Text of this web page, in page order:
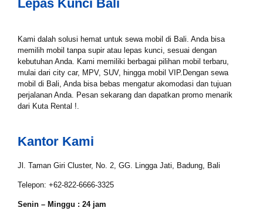
Lepas Kunci Bali
Kami dalah solusi hemat untuk sewa mobil di Bali. Anda bisa
memilih mobil tanpa supir atau lepas kunci, sesuai dengan
kebutuhan Anda. Kami memiliki berbagai pilihan mobil terbaru,
mulai dari city car, MPV, SUV, hingga mobil VIP.Dengan sewa
mobil di Bali, Anda bisa bebas mengatur akomodasi dan tujuan
perjalanan Anda. Pesan sekarang dan dapatkan promo menarik
dari Kuta Rental !.
Tgl Mulai*
Tgl Selesai*
Email*
Kantor Kami
Jl. Taman Giri Cluster, No. 2, GG. Lingga Jati, Badung, Bali
Telepon: +62-822-6666-3325
Senin – Minggu : 24 jam